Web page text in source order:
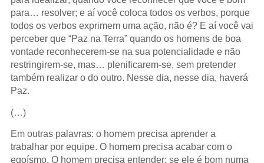
para… resolver; e aí você coloca todos os verbos, porque
todos os verbos exprimem uma ação, não é? E aí você vai
perceber que “Paz na Terra” quando os homens de boa
vontade reconhecerem-se na sua potencialidade e não
restringirem-se, mas… plenificarem-se, sem pretender
também realizar o do outro. Nesse dia, nesse dia, haverá
Paz.
(…)
Em outras palavras: o homem precisa aprender a
trabalhar por equipe. O homem precisa acabar com o
egoísmo. O homem precisa entender: se ele é bom numa